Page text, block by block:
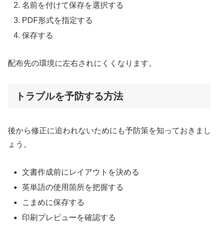
名前を付けて保存を選択する
PDF形式を指定する
保存する
配布先の環境に左右されにくくなります。
トラブルを予防する方法
後から修正に追われないためにも予防策を知っておきまし
ょう。
文書作成前にレイアウトを決める
英単語の使用箇所を把握する
こまめに保存する
印刷プレビューを確認する